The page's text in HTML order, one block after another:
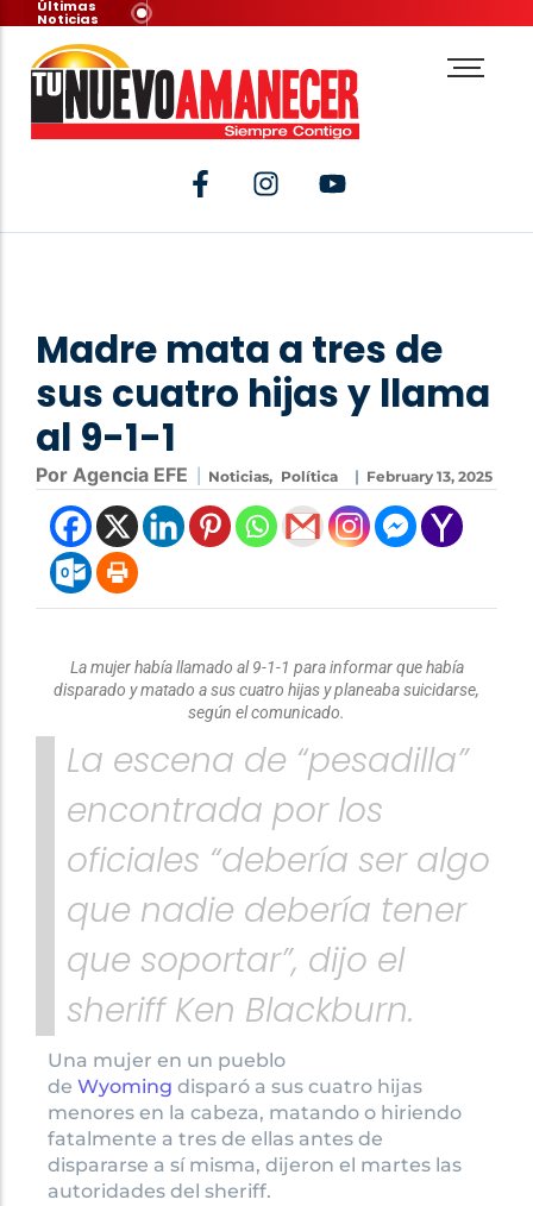
Últimas
Noticias
Madre mata a tres de
sus cuatro hijas y llama
al 9-1-1
Por Agencia EFE Noticias, Política | February 13, 2025
La mujer había llamado al 9-1-1 para informar que había
disparado y matado a sus cuatro hijas y planeaba suicidarse,
según el comunicado.
La escena de “pesadilla”
encontrada por los
oficiales “debería ser algo
que nadie debería tener
que soportar”, dijo el
sheriff Ken Blackburn.
Una mujer en un pueblo
de Wyoming disparó a sus cuatro hijas
menores en la cabeza, matando o hiriendo
fatalmente a tres de ellas antes de
dispararse a sí misma, dijeron el martes las
autoridades del sheriff.